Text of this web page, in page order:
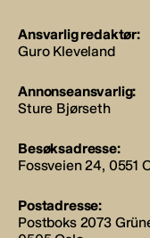
Ansvarlig redaktør:
Guro Kleveland
Annonseansvarlig:
Sture Bjørseth
Besøksadresse:
Fossveien 24, 0551
Postadresse:
Postboks 2073